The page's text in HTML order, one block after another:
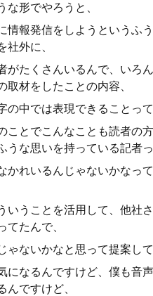
な形でやろうと、
情報発信をしようというふ
社外に、
がたくさんいるんで、いろん
取材をしたことの内容、
の中では表現できることって
ことでこんなことも読者の
うな思いを持っている記者っ
かれいるんじゃないかなっ
いうことを活用して、他社
てたんで、
ゃないかなと思って提案して
になるんですけど、僕も音
んですけど、